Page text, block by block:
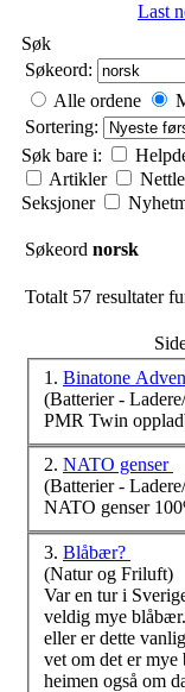
Last
Søk
Søkeord:
Alle ordene
Sortering:
Søk bare i:
Artikler
Seksjoner
Søkeord norsk
Totalt 57 resultater
1. Binatone
(Batterier -
PMR Twin
2. NATO genser
(Batterier -
NATO
3. Blåbær?
(Natur og Friluft)
Var en tur i Sverige
veldig mye blåbær. Er de tidlig ute i år
eller er dette vanlig. Og er det noen
vet om det er